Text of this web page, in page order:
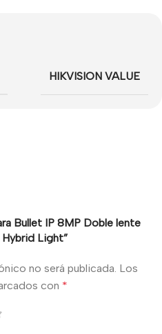
HIKVISION VALUE
Bullet IP 8MP Doble lente
Hybrid Light”
no será publicada. Los
con *